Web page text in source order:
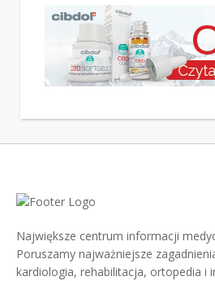
Największe centrum informacji
Poruszamy najważniejsze
kardiologia, rehabilitacja, ortopedia i